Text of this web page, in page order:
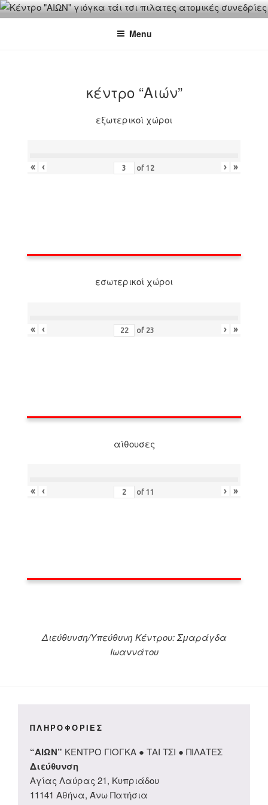
Skip
to
"ΑΙΩΝ"
ΚΕΝΤΡΟ ΓΙΟΓΚΑ-ΠΙΛΑΤΕΣ-ΤΑΙ ΤΣΙ
Menu
κέντρο “Αιών”
εξωτερικοί χώροι
« ‹ of 12 › »
εσωτερικοί χώροι
« ‹ of 23 › »
αίθουσες
« ‹ of 11 › »
Διεύθυνση/Υπεύθυνη Κέντρου: Σμαράγδα
Ιωαννάτου
ΠΛΗΡΟΦΟΡΙΕΣ
“ΑΙΩΝ” ΚΕΝΤΡΟ ΓΙΟΓΚΑ ● ΤΑΙ ΤΣΙ ● ΠΙΛΑΤΕΣ
Διεύθυνση
Αγίας Λαύρας 21, Κυπριάδου
11141 Αθήνα, Άνω Πατήσια